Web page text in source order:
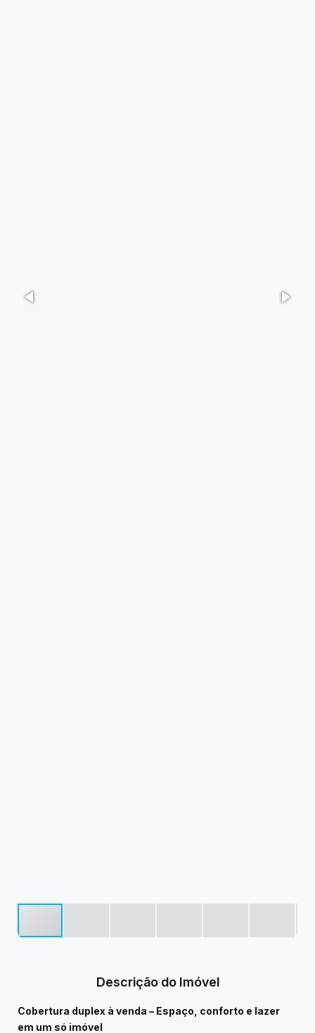
Descrição do Imóvel
Cobertura duplex à venda – Espaço, conforto e lazer
em um só imóvel